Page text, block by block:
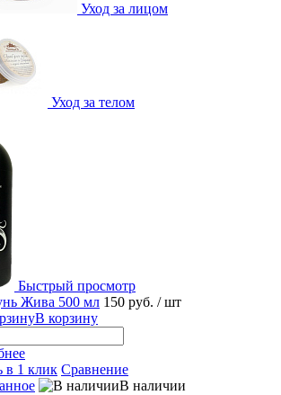
Уход за лицом
Уход за телом
Быстрый просмотр
Жива 500 мл 150 руб. / шт
В корзину
в 1 клик Сравнение
В наличии